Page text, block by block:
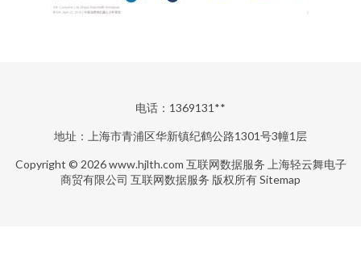
电话：1369131**
地址：上海市青浦区华新镇纪鹤公路1301号3幢1层
Copyright © 2026www.hjlth.com 互联网数据服务 上海轻云舞电子
商贸有限公司 互联网数据服务 版权所有Sitemap